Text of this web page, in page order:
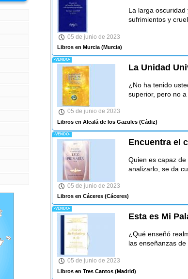
La larga oscuridad
sufrimientos y
05 de junio de 2023
Libros en Murcia(Murcia)
-VENDO-
La Unidad
¿No ha tenido
superior, pero no
05 de junio de 2023
Libros en Alcalá de los Gazules(Cádiz)
-VENDO-
Encuentra el
Quien es capaz
analizarlo, se da
05 de junio de 2023
Libros en Cáceres(Cáceres)
-VENDO-
Esta es Mi
¿Qué enseñó
las enseñanzas
05 de junio de 2023
Libros en Tres Cantos(Madrid)